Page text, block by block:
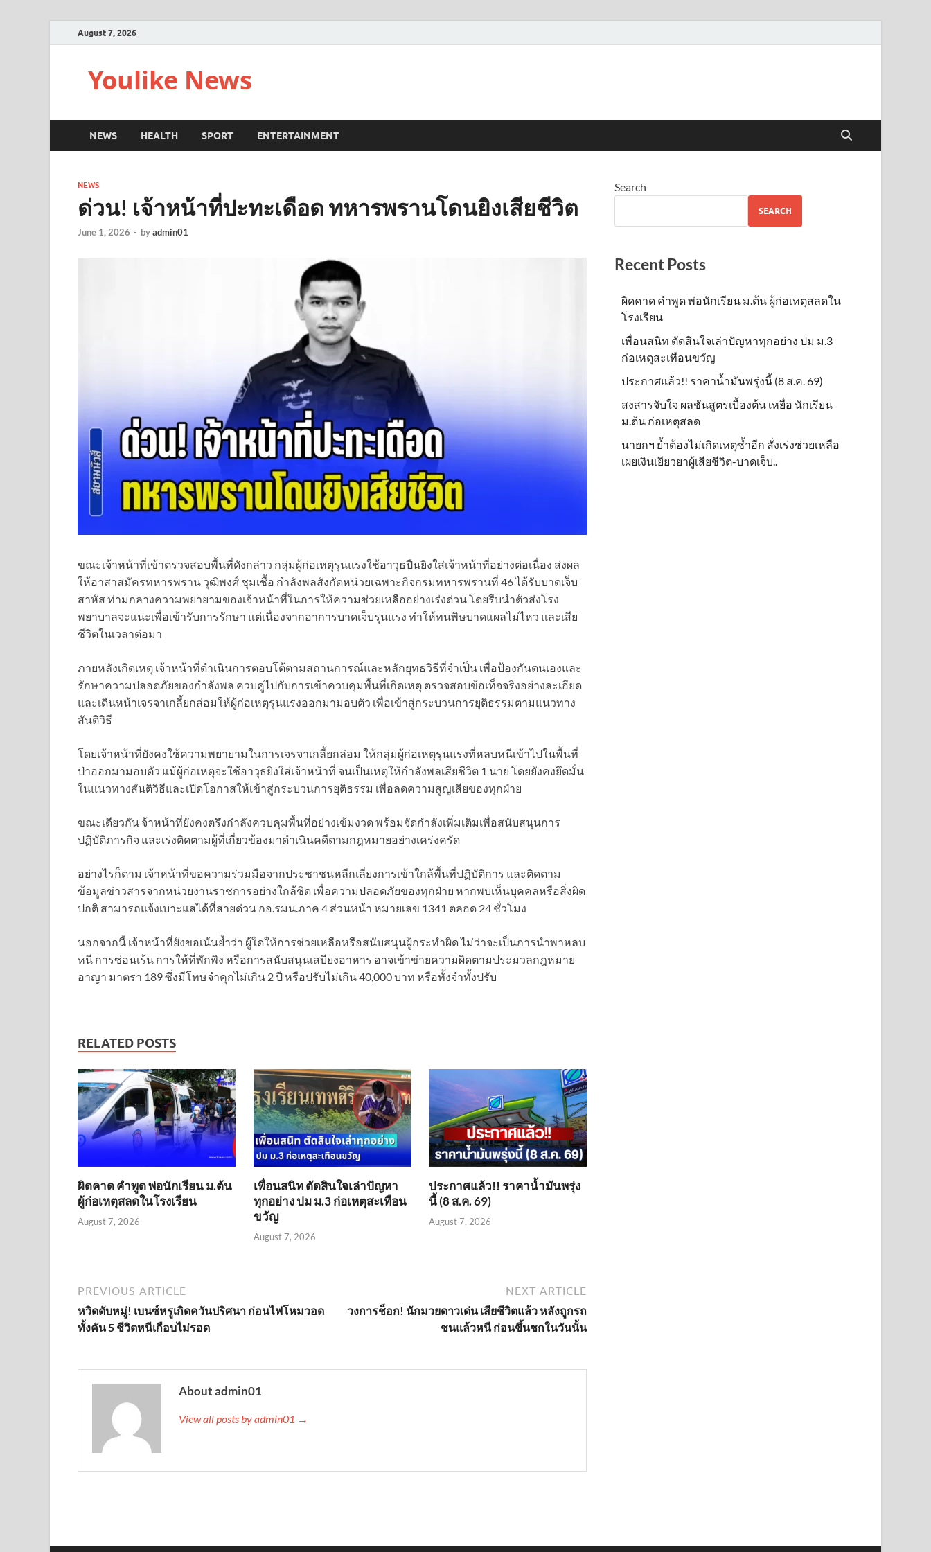
August 7, 2026
Youlike News
NEWS HEALTH SPORT ENTERTAINMENT
NEWS
ด่วน! เจ้าหน้าที่ปะทะเดือด ทหารพรานโดนยิงเสียชีวิต
June 1, 2026 - byadmin01
ขณะเจ้าหน้าที่เข้าตรวจสอบพื้นที่ดังกล่าว กลุ่มผู้ก่อเหตุรุนแรงใช้อาวุธปืนยิงใส่เจ้าหน้าที่อย่างต่อเนื่อง ส่งผล
ให้อาสาสมัครทหารพราน วุฒิพงศ์ ชุมเชื้อ กำลังพลสังกัดหน่วยเฉพาะกิจกรมทหารพรานที่ 46 ได้รับบาดเจ็บ
สาหัส ท่ามกลางความพยายามของเจ้าหน้าที่ในการให้ความช่วยเหลืออย่างเร่งด่วน โดยรีบนำตัวส่งโรง
พยาบาลจะแนะเพื่อเข้ารับการรักษา แต่เนื่องจากอาการบาดเจ็บรุนแรง ทำให้ทนพิษบาดแผลไม่ไหว และเสีย
ชีวิตในเวลาต่อมา
ภายหลังเกิดเหตุ เจ้าหน้าที่ดำเนินการตอบโต้ตามสถานการณ์และหลักยุทธวิธีที่จำเป็น เพื่อป้องกันตนเองและ
รักษาความปลอดภัยของกำลังพล ควบคู่ไปกับการเข้าควบคุมพื้นที่เกิดเหตุ ตรวจสอบข้อเท็จจริงอย่างละเอียด
และเดินหน้าเจรจาเกลี้ยกล่อมให้ผู้ก่อเหตุรุนแรงออกมามอบตัว เพื่อเข้าสู่กระบวนการยุติธรรมตามแนวทาง
สันติวิธี
โดยเจ้าหน้าที่ยังคงใช้ความพยายามในการเจรจาเกลี้ยกล่อม ให้กลุ่มผู้ก่อเหตุรุนแรงที่หลบหนีเข้าไปในพื้นที่
ป่าออกมามอบตัว แม้ผู้ก่อเหตุจะใช้อาวุธยิงใส่เจ้าหน้าที่ จนเป็นเหตุให้กำลังพลเสียชีวิต 1 นาย โดยยังคงยึดมั่น
ในแนวทางสันติวิธีและเปิดโอกาสให้เข้าสู่กระบวนการยุติธรรม เพื่อลดความสูญเสียของทุกฝ่าย
ขณะเดียวกัน จ้าหน้าที่ยังคงตรึงกำลังควบคุมพื้นที่อย่างเข้มงวด พร้อมจัดกำลังเพิ่มเติมเพื่อสนับสนุนการ
ปฏิบัติภารกิจ และเร่งติดตามผู้ที่เกี่ยวข้องมาดำเนินคดีตามกฎหมายอย่างเคร่งครัด
อย่างไรก็ตาม เจ้าหน้าที่ขอความร่วมมือจากประชาชนหลีกเลี่ยงการเข้าใกล้พื้นที่ปฏิบัติการ และติดตาม
ข้อมูลข่าวสารจากหน่วยงานราชการอย่างใกล้ชิด เพื่อความปลอดภัยของทุกฝ่าย หากพบเห็นบุคคลหรือสิ่งผิด
ปกติ สามารถแจ้งเบาะแสได้ที่สายด่วน กอ.รมน.ภาค 4 ส่วนหน้า หมายเลข 1341 ตลอด 24 ชั่วโมง
นอกจากนี้ เจ้าหน้าที่ยังขอเน้นย้ำว่า ผู้ใดให้การช่วยเหลือหรือสนับสนุนผู้กระทำผิด ไม่ว่าจะเป็นการนำพาหลบ
หนี การซ่อนเร้น การให้ที่พักพิง หรือการสนับสนุนเสบียงอาหาร อาจเข้าข่ายความผิดตามประมวลกฎหมาย
อาญา มาตรา 189 ซึ่งมีโทษจำคุกไม่เกิน 2 ปี หรือปรับไม่เกิน 40,000 บาท หรือทั้งจำทั้งปรับ
RELATED POSTS
ผิดคาด คำพูด พ่อนักเรียน ม.ต้น
ผู้ก่อเหตุสลดในโรงเรียน
August 7, 2026
เพื่อนสนิท ตัดสินใจเล่าปัญหา
ทุกอย่าง ปม ม.3 ก่อเหตุสะเทือน
ขวัญ
August 7, 2026
ประกาศแล้ว!! ราคาน้ำมันพรุ่ง
นี้ (8 ส.ค. 69)
August 7, 2026
PREVIOUS ARTICLE
หวิดดับหมู่! เบนซ์หรูเกิดควันปริศนา ก่อนไฟโหมวอด
ทั้งคัน 5 ชีวิตหนีเกือบไม่รอด
NEXT ARTICLE
วงการช็อก! นักมวยดาวเด่น เสียชีวิตแล้ว หลังถูกรถ
ชนแล้วหนี ก่อนขึ้นชกในวันนั้น
About admin01
View all posts by admin01 →
Search
SEARCH
Recent Posts
ผิดคาด คำพูด พ่อนักเรียน ม.ต้น ผู้ก่อเหตุสลดใน
โรงเรียน
เพื่อนสนิท ตัดสินใจเล่าปัญหาทุกอย่าง ปม ม.3
ก่อเหตุสะเทือนขวัญ
ประกาศแล้ว!! ราคาน้ำมันพรุ่งนี้ (8 ส.ค. 69)
สงสารจับใจ ผลชันสูตรเบื้องต้น เหยื่อ นักเรียน
ม.ต้น ก่อเหตุสลด
นายกฯ ย้ำต้องไม่เกิดเหตุซ้ำอีก สั่งเร่งช่วยเหลือ
เผยเงินเยียวยาผู้เสียชีวิต-บาดเจ็บ..